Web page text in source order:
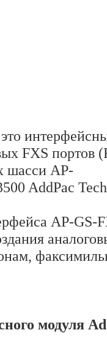
FXS портов
шасси AP-
AddPac
AP-GS-
модуля